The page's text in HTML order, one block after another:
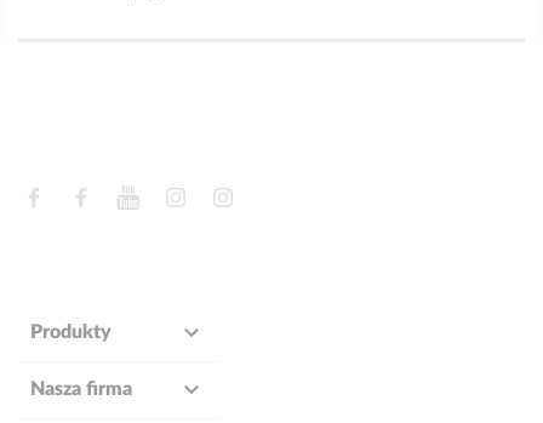
FacebookFacebookYouTubeInstagram
Produkty 
Nasza firma 